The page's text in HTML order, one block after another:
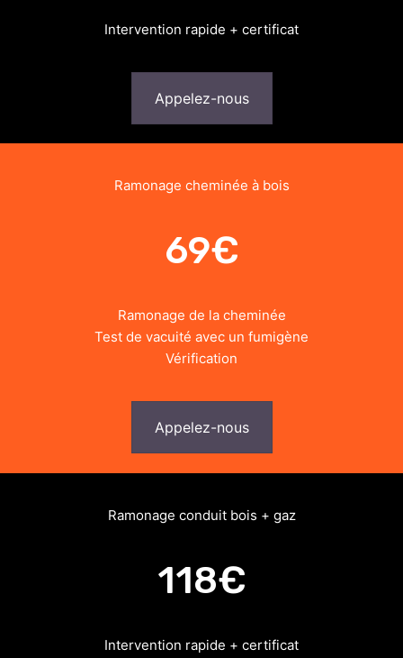
Intervention rapide + certificat
Appelez-nous
Ramonage cheminée à bois
69€
Ramonage de la cheminée
Test de vacuité avec un fumigène
Vérification
Appelez-nous
Ramonage conduit bois + gaz
118€
Intervention rapide + certificat